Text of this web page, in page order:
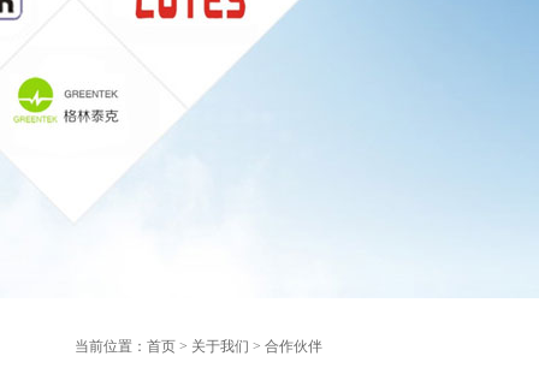
当前位置： 首页 > 关于我们 > 合作伙伴